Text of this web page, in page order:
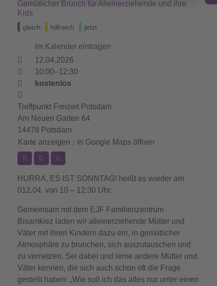
Gemütlicher Brunch für Alleinerziehende und ihre
Kids
gleich hilfreich jetzt
Im Kalender eintragen
12.04.2026
10:00–12:30
kostenlos
Treffpunkt Freizeit Potsdam
Am Neuen Garten 64
14478 Potsdam
Karte anzeigen | in Google Maps öffnen
HURRA, ES IST SONNTAG! heißt es wieder am
012.04. von 10 – 12:30 Uhr.
Gemeinsam mit dem EJF Familienzentrum
Bisamkiez laden wir alleinerziehende Mütter und
Väter mit ihren Kindern dazu ein, in gemütlicher
Atmosphäre zu brunchen, sich auszutauschen und
zu vernetzen. Sei dabei und lerne andere Mütter und
Väter kennen, die sich auch schon oft die Frage
gestellt haben: „Wie soll ich das alles nur unter einen